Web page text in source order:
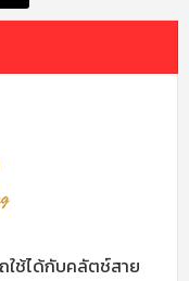
ใช้ได้กับคลัตช์สาย